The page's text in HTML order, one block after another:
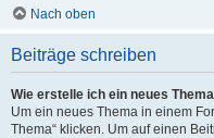
Nach oben
Beiträge schreiben
Wie erstelle ich ein neues
Um ein neues Thema in einem
Thema“ klicken. Um auf einen